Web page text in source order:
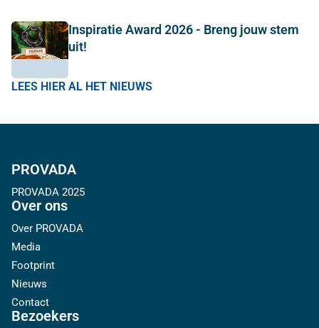
Inspiratie Award 2026 - Breng jouw stem
uit!
LEES HIER AL HET NIEUWS
PROVADA
PROVADA 2025
Over ons
Over PROVADA
Media
Footprint
Nieuws
Contact
Bezoekers